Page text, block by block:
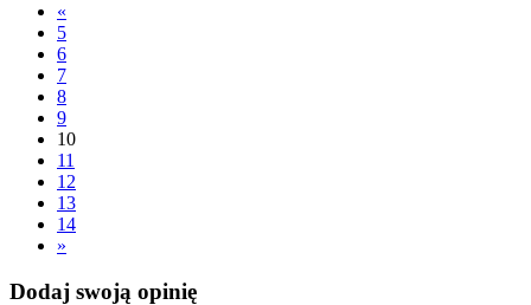
«
5
6
7
8
9
10
11
12
13
14
»
Dodaj swoją opinię